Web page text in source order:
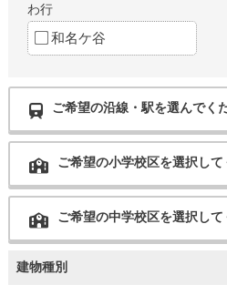
わ行
和名ケ谷
ご希望の沿線・駅を選んでく
ご希望の小学校区を選択して
ご希望の中学校区を選択して
建物種別